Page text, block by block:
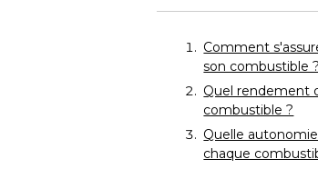
Comment
son combustible ?
Quel rendement
combustible ?
Quelle
chaque